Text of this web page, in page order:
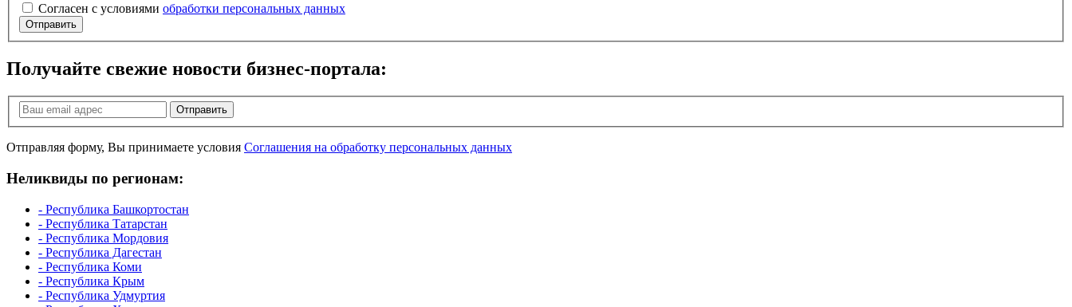
Согласен с условиями обработки персональных данных
Отправить
Получайте свежие новости бизнес-портала:
Отправить
Отправляя форму, Вы принимаете условия Соглашения на обработку персональных данных
Неликвиды по регионам:
- Республика Башкортостан
- Республика Татарстан
- Республика Мордовия
- Республика Дагестан
- Республика Коми
- Республика Крым
- Республика Удмуртия